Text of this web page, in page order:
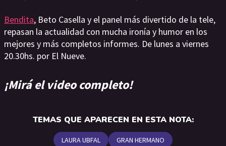
Bendita, Beto Casella y el panel más divertido de la tele,
repasan la actualidad con mucha ironía y humor en los
mejores y más completos informes. De lunes a viernes
20.30hs. por El Nueve.
¡Mirá el video completo!
TEMAS QUE APARECEN EN ESTA NOTA:
LAURA UBFAL GRAN HERMANO